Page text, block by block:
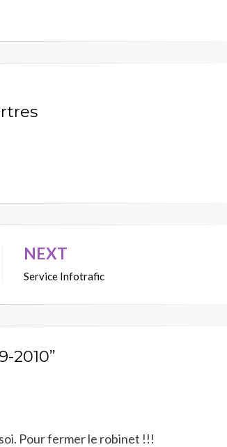
NEXT
Service Infotrafic
2010”
Pour fermer le robinet !!!